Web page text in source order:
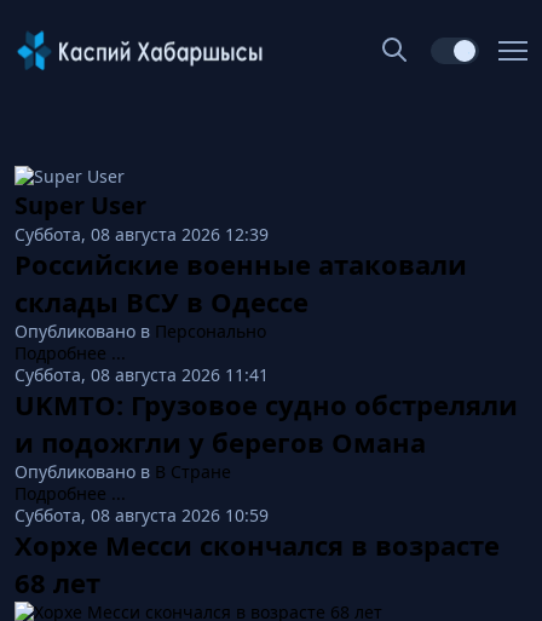
Super User
Суббота, 08 августа 2026 12:39
Российские военные атаковали
склады ВСУ в Одессе
Опубликовано в Персонально
Подробнее ...
Суббота, 08 августа 2026 11:41
UKMTO: Грузовое судно обстреляли
и подожгли у берегов Омана
Опубликовано в В Стране
Подробнее ...
Суббота, 08 августа 2026 10:59
Хорхе Месси скончался в возрасте
68 лет